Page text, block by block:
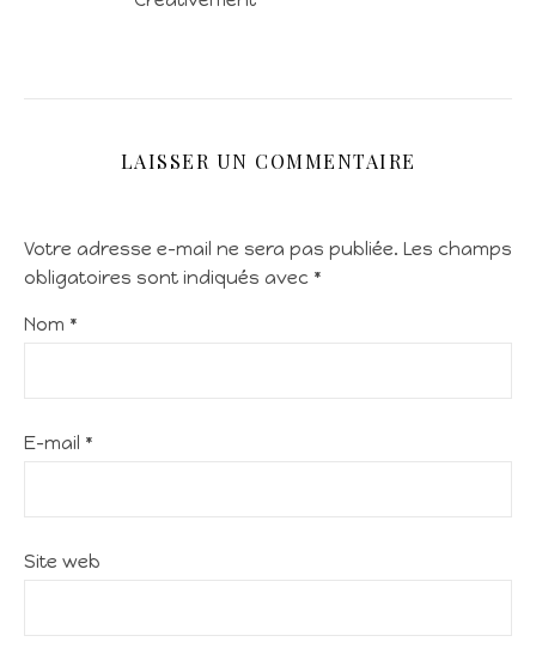
LAISSER UN COMMENTAIRE
Votre adresse e-mail ne sera pas publiée. Les champs
obligatoires sont indiqués avec *
Nom *
E-mail *
Site web